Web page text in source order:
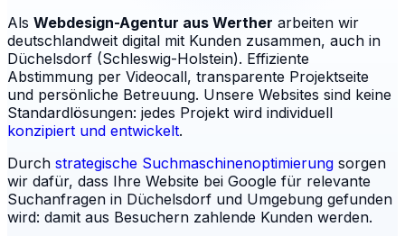
Als Webdesign-Agentur aus Werther arbeiten wir
deutschlandweit digital mit Kunden zusammen, auch in
Düchelsdorf (Schleswig-Holstein). Effiziente
Abstimmung per Videocall, transparente Projektseite
und persönliche Betreuung. Unsere Websites sind keine
Standardlösungen: jedes Projekt wird individuell
konzipiert und entwickelt.
Durch strategische Suchmaschinenoptimierung sorgen
wir dafür, dass Ihre Website bei Google für relevante
Suchanfragen in Düchelsdorf und Umgebung gefunden
wird: damit aus Besuchern zahlende Kunden werden.